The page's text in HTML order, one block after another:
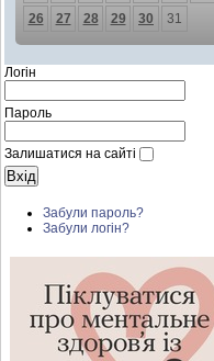
26
27 28 29 30 31
Логін
Пароль
Залишатися на сайті
Забули пароль?
Забули логін?